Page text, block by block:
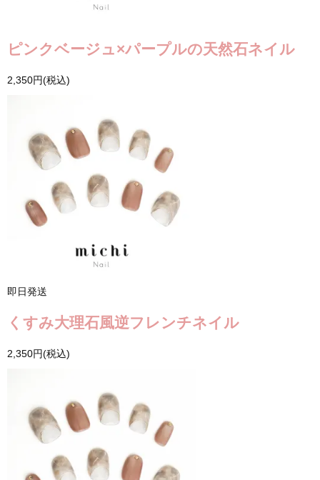
ピンクベージュ×パープルの天然石ネイル
2,350円(税込)
即日発送
くすみ大理石風逆フレンチネイル
2,350円(税込)